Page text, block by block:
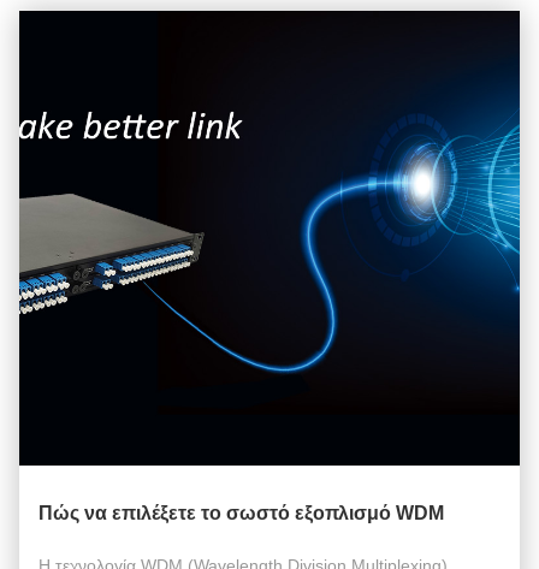
Πώς να επιλέξετε το σωστό εξοπλισμό WDM